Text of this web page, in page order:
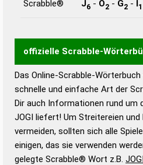
Scrabble® J6 - O2 - G2 - I1
offizielle Scrabble-
Wortwurzel liefert mit Hilfe
Wortanalyse-Algorithmus
Wortbedeutung, Worttrennung
Gültigkeit eines Wortes für
bestimmen!
zugelassene
Wörterbücher sind:
Das Online-Scrabble-
schnelle und einfache Art der
Dir auch Informationen rund um
JOGI liefert! Um Streitereien
vermeiden, sollten sich alle
einigen, das sie verwenden
gelegte Scrabble® Wort z.B. JOGI